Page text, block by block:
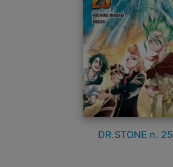
DR.STONE n. 25